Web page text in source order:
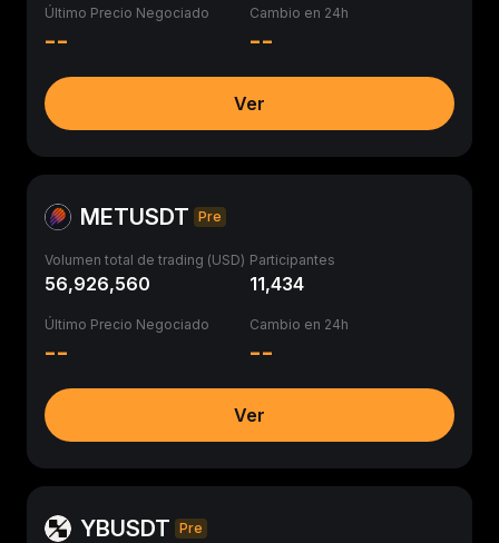
Último Precio Negociado
--
Cambio en 24h
--
Ver
METUSDT Pre
Volumen total de trading (USD)
56,926,560
Participantes
11,434
Último Precio Negociado
--
Cambio en 24h
--
Ver
YBUSDT Pre